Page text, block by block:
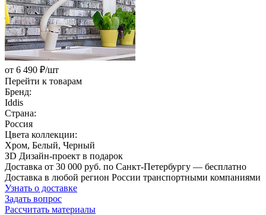
от 6 490 ₽/шт
Перейти к товарам
Бренд:
Iddis
Страна:
Россия
Цвета коллекции:
Хром, Белый, Черный
ЗD Дизайн-проект в подарок
Доставка от 30 000 руб. по Санкт-Петербургу — бесплатно
Доставка в любой регион России транспортными компаниями
Узнать о доставке
Задать вопрос
Рассчитать материалы